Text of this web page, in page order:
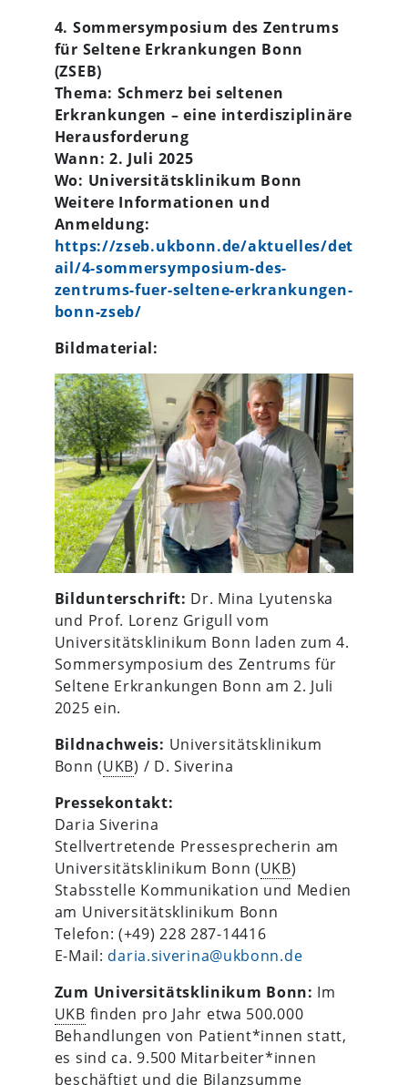
4. Sommersymposium des Zentrums
für Seltene Erkrankungen Bonn
(ZSEB)
Thema: Schmerz bei seltenen
Erkrankungen – eine interdisziplinäre
Herausforderung
Wann: 2. Juli 2025
Wo: Universitätsklinikum Bonn
Weitere Informationen und
Anmeldung:
https://zseb.ukbonn.de/aktuelles/det
ail/4-sommersymposium-des-
zentrums-fuer-seltene-erkrankungen-
bonn-zseb/
Bildmaterial:
Bildunterschrift: Dr. Mina Lyutenska
und Prof. Lorenz Grigull vom
Universitätsklinikum Bonn laden zum 4.
Sommersymposium des Zentrums für
Seltene Erkrankungen Bonn am 2. Juli
2025 ein.
Bildnachweis: Universitätsklinikum
Bonn (UKB) / D. Siverina
Pressekontakt:
Daria Siverina
Stellvertretende Pressesprecherin am
Universitätsklinikum Bonn (UKB)
Stabsstelle Kommunikation und Medien
am Universitätsklinikum Bonn
Telefon: (+49) 228 287-14416
E-Mail: daria.siverina@ukbonn.de
Zum Universitätsklinikum Bonn: Im
UKB finden pro Jahr etwa 500.000
Behandlungen von Patient*innen statt,
es sind ca. 9.500 Mitarbeiter*innen
beschäftigt und die Bilanzsumme